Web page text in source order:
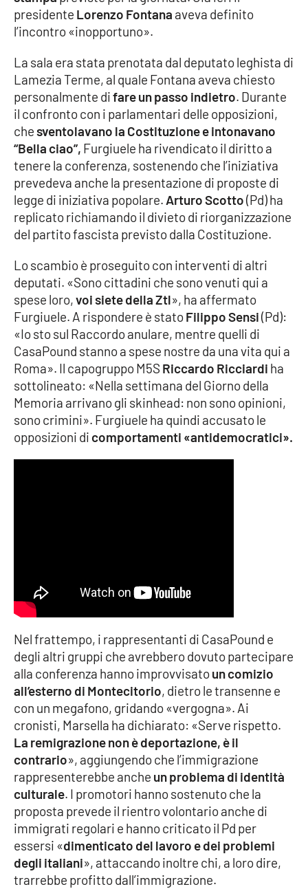
Lacplay.it
Lactv.it
Laconair.it
Lacitymag.it
Lacapitalenews.it
Ilreggino.it
Cosenzachannel.it
Catanzarochannel.it
APP
Android
Apple
presidente Lorenzo Fontana aveva definito
l’incontro «inopportuno».
La sala era stata prenotata dal deputato leghista di
Lamezia Terme, al quale Fontana aveva chiesto
personalmente difare un passo indietro. Durante
il confronto con i parlamentari delle opposizioni,
chesventolavano la Costituzione e intonavano
“Bella ciao”, Furgiuele ha rivendicato il diritto a
tenere la conferenza, sostenendo che l’iniziativa
prevedeva anche la presentazione di proposte di
legge di iniziativa popolare. Arturo Scotto(Pd) ha
replicato richiamando il divieto di riorganizzazione
del partito fascista previsto dalla Costituzione.
Lo scambio è proseguito con interventi di altri
deputati. «Sono cittadini che sono venuti qui a
spese loro,voi siete della Ztl», ha affermato
Furgiuele. A rispondere è statoFilippo Sensi(Pd):
«Io sto sul Raccordo anulare, mentre quelli di
CasaPound stanno a spese nostre da una vita qui a
Roma». Il capogruppo M5S Riccardo Ricciardi ha
sottolineato: «Nella settimana del Giorno della
Memoria arrivano gli skinhead: non sono opinioni,
sono crimini». Furgiuele ha quindi accusato le
opposizioni di comportamenti «antidemocratici».
Nel frattempo, i rappresentanti di CasaPound e
degli altri gruppi che avrebbero dovuto partecipare
alla conferenza hanno improvvisatoun comizio
all’esterno di Montecitorio, dietro le transenne e
con un megafono, gridando «vergogna». Ai
cronisti, Marsella ha dichiarato: «Serve rispetto.
La remigrazione non è deportazione, è il
contrario», aggiungendo che l’immigrazione
rappresenterebbe anche un problema di identità
culturale. I promotori hanno sostenuto che la
proposta prevede il rientro volontario anche di
immigrati regolari e hanno criticato il Pd per
essersi «dimenticato del lavoro e dei problemi
degli italiani», attaccando inoltre chi, a loro dire,
trarrebbe profitto dall’immigrazione.